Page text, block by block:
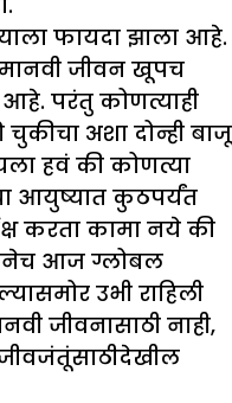
फायदा झाला आहे.
जीवन खूपच
परंतु कोणत्याही
चुकीचा अशा दोन्ही बाजू
हवं की कोणत्या
आयुष्यात कुठपर्यंत
करता कामा नये की
आज ग्लोबल
उभी राहिली
जीवनासाठी नाही,